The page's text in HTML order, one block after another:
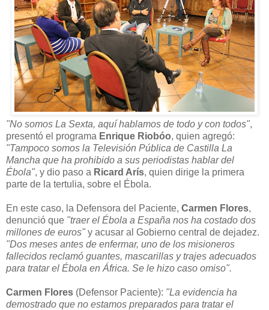
"No somos La Sexta, aquí hablamos de todo y con todos",
presentó el programa Enrique Riobóo, quien agregó:
"Tampoco somos la Televisión Pública de Castilla La
Mancha que ha prohibido a sus periodistas hablar del
Ébola", y dio paso a Ricard Arís, quien dirige la primera
parte de la tertulia, sobre el Ébola.
En este caso, la Defensora del Paciente, Carmen Flores,
denunció que "traer el Ébola a España nos ha costado dos
millones de euros" y acusar al Gobierno central de dejadez.
"Dos meses antes de enfermar, uno de los misioneros
fallecidos reclamó guantes, mascarillas y trajes adecuados
para tratar el Ébola en África. Se le hizo caso omiso".
Carmen Flores (Defensor Paciente): "La evidencia ha
demostrado que no estamos preparados para tratar el